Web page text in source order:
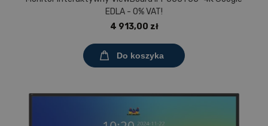
EDLA - 0% VAT!
4 913,00 zł
Do koszyka